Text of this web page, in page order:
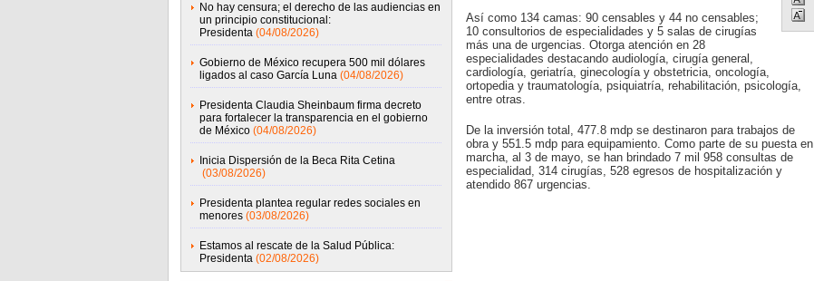
No hay censura; el derecho de las audiencias en
un principio constitucional:
Presidenta (04/08/2026)
Gobierno de México recupera 500 mil dólares
ligados al caso García Luna (04/08/2026)
Presidenta Claudia Sheinbaum firma decreto
para fortalecer la transparencia en el gobierno
de México (04/08/2026)
Inicia Dispersión de la Beca Rita Cetina
(03/08/2026)
Presidenta plantea regular redes sociales en
menores (03/08/2026)
Estamos al rescate de la Salud Pública:
Presidenta (02/08/2026)
Así como 134 camas: 90 censables y 44 no censables;
10 consultorios de especialidades y 5 salas de cirugías
más una de urgencias. Otorga atención en 28
especialidades destacando audiología, cirugía general,
cardiología, geriatría, ginecología y obstetricia, oncología,
ortopedia y traumatología, psiquiatría, rehabilitación, psicología,
entre otras.
De la inversión total, 477.8 mdp se destinaron para trabajos de
obra y 551.5 mdp para equipamiento. Como parte de su puesta en
marcha, al 3 de mayo, se han brindado 7 mil 958 consultas de
especialidad, 314 cirugías, 528 egresos de hospitalización y
atendido 867 urgencias.